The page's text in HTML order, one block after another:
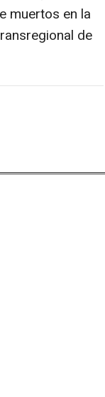
muertos en la
de